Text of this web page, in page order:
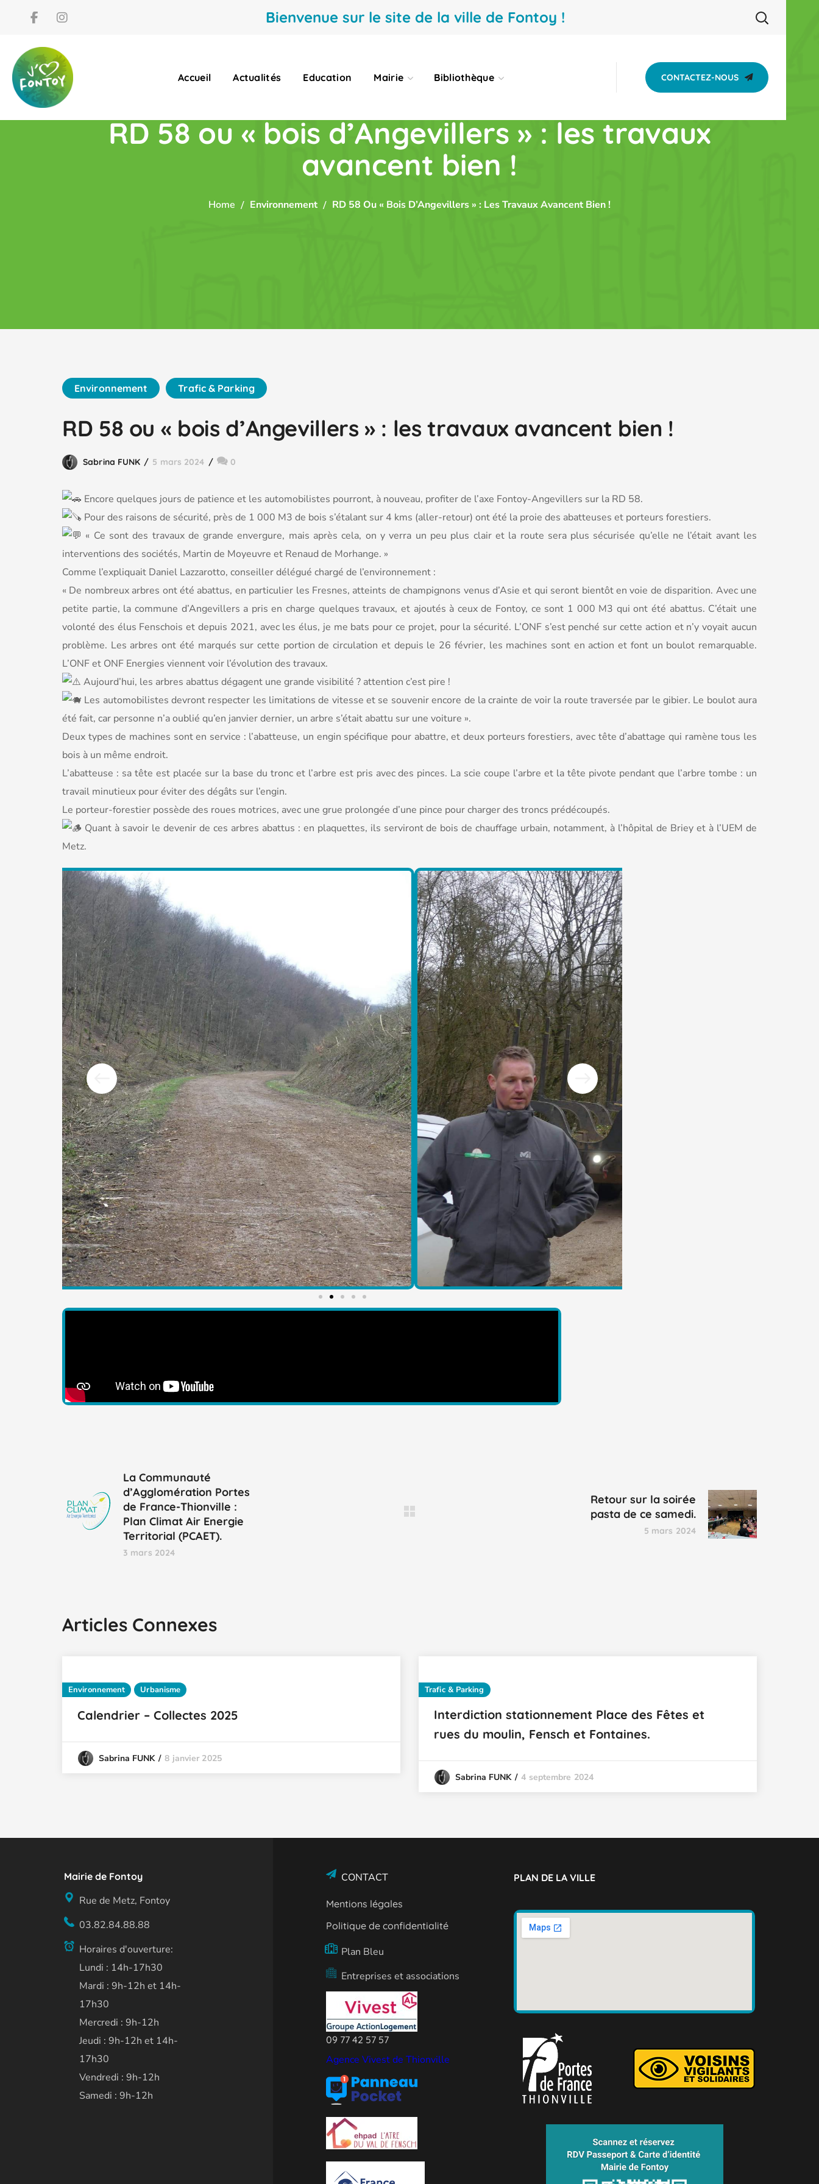
Bienvenue sur le site de la ville de Fontoy !
Accueil Actualités Education Mairie Bibliothèque CONTACTEZ-NOUS
RD 58 ou « bois d’Angevillers » : les travaux
avancent bien !
Home Environnement RD 58 Ou « Bois D’Angevillers » : Les Travaux Avancent Bien !
Environnement Trafic & Parking
RD 58 ou « bois d’Angevillers » : les travaux avancent bien !
Sabrina FUNK 5 mars 2024 0
Encore quelques jours de patience et les automobilistes pourront, à nouveau, profiter de l’axe Fontoy-Angevillers sur la RD 58.
Pour des raisons de sécurité, près de 1 000 M3 de bois s’étalant sur 4 kms (aller-retour) ont été la proie des abatteuses et porteurs forestiers.
« Ce sont des travaux de grande envergure, mais après cela, on y verra un peu plus clair et la route sera plus sécurisée qu’elle ne l’était avant les
interventions des sociétés, Martin de Moyeuvre et Renaud de Morhange. »
Comme l’expliquait Daniel Lazzarotto, conseiller délégué chargé de l’environnement :
« De nombreux arbres ont été abattus, en particulier les Fresnes, atteints de champignons venus d’Asie et qui seront bientôt en voie de disparition. Avec une
petite partie, la commune d’Angevillers a pris en charge quelques travaux, et ajoutés à ceux de Fontoy, ce sont 1 000 M3 qui ont été abattus. C’était une
volonté des élus Fenschois et depuis 2021, avec les élus, je me bats pour ce projet, pour la sécurité. L’ONF s’est penché sur cette action et n’y voyait aucun
problème. Les arbres ont été marqués sur cette portion de circulation et depuis le 26 février, les machines sont en action et font un boulot remarquable.
L’ONF et ONF Energies viennent voir l’évolution des travaux.
Aujourd’hui, les arbres abattus dégagent une grande visibilité ? attention c’est pire !
Les automobilistes devront respecter les limitations de vitesse et se souvenir encore de la crainte de voir la route traversée par le gibier. Le boulot aura
été fait, car personne n’a oublié qu’en janvier dernier, un arbre s’était abattu sur une voiture ».
Deux types de machines sont en service : l’abatteuse, un engin spécifique pour abattre, et deux porteurs forestiers, avec tête d’abattage qui ramène tous les
bois à un même endroit.
L’abatteuse : sa tête est placée sur la base du tronc et l’arbre est pris avec des pinces. La scie coupe l’arbre et la tête pivote pendant que l’arbre tombe : un
travail minutieux pour éviter des dégâts sur l’engin.
Le porteur-forestier possède des roues motrices, avec une grue prolongée d’une pince pour charger des troncs prédécoupés.
Quant à savoir le devenir de ces arbres abattus : en plaquettes, ils serviront de bois de chauffage urbain, notamment, à l’hôpital de Briey et à l’UEM de
Metz.
La Communauté
d’Agglomération Portes
de France-Thionville :
Plan Climat Air Energie
Territorial (PCAET).
3 mars 2024
Retour sur la soirée
pasta de ce samedi.
5 mars 2024
Articles Connexes
Environnement Urbanisme
Calendrier – Collectes 2025
Sabrina FUNK 8 janvier 2025
Trafic & Parking
Interdiction stationnement Place des Fêtes et
rues du moulin, Fensch et Fontaines.
Sabrina FUNK 4 septembre 2024
Mairie de Fontoy
Rue de Metz, Fontoy
03.82.84.88.88
Horaires d'ouverture:
Lundi : 14h-17h30
Mardi : 9h-12h et 14h-
17h30
Mercredi : 9h-12h
Jeudi : 9h-12h et 14h-
17h30
Vendredi : 9h-12h
Samedi : 9h-12h
CONTACT
Mentions légales
Politique de confidentialité
Plan Bleu
Entreprises et associations
09 77 42 57 57
Agence Vivest de Thionville
PLAN DE LA VILLE